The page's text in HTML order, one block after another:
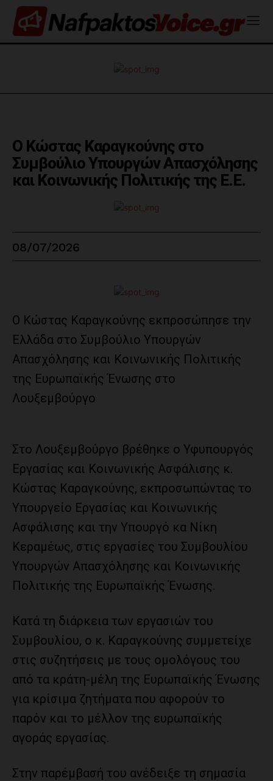
Ο Κώστας Καραγκούνης στο
Συμβούλιο Υπουργών Απασχόλησης
και Κοινωνικής Πολιτικής της Ε.Ε.
08/07/2026
Ο Κώστας Καραγκούνης εκπροσώπησε την
Ελλάδα στο Συμβούλιο Υπουργών
Απασχόλησης και Κοινωνικής Πολιτικής
της Ευρωπαϊκής Ένωσης στο
Λουξεμβούργο
Στο Λουξεμβούργο βρέθηκε ο Υφυπουργός
Εργασίας και Κοινωνικής Ασφάλισης κ.
Κώστας Καραγκούνης, εκπροσωπώντας το
Υπουργείο Εργασίας και Κοινωνικής
Ασφάλισης και την Υπουργό κα Νίκη
Κεραμέως, στις εργασίες του Συμβουλίου
Υπουργών Απασχόλησης και Κοινωνικής
Πολιτικής της Ευρωπαϊκής Ένωσης.
Κατά τη διάρκεια των εργασιών του
Συμβουλίου, ο κ. Καραγκούνης συμμετείχε
στις συζητήσεις με τους ομολόγους του
από τα κράτη-μέλη της Ευρωπαϊκής Ένωσης
για κρίσιμα ζητήματα που αφορούν το
παρόν και το μέλλον της ευρωπαϊκής
αγοράς εργασίας.
Στην παρέμβασή του ανέδειξε τη σημασία